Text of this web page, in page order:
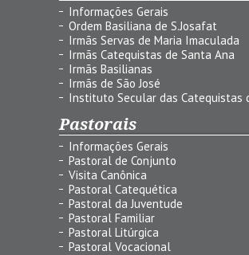
Informações Gerais
Ordem Basiliana de S.Josafat
Irmãs Servas de Maria Imaculada
Irmãs Catequistas de Santa Ana
Irmãs Basilianas
Irmãs de São José
Instituto Secular das Catequistas
Pastorais
Informações Gerais
Pastoral de Conjunto
Visita Canônica
Pastoral Catequética
Pastoral da Juventude
Pastoral Familiar
Pastoral Litúrgica
Pastoral Vocacional